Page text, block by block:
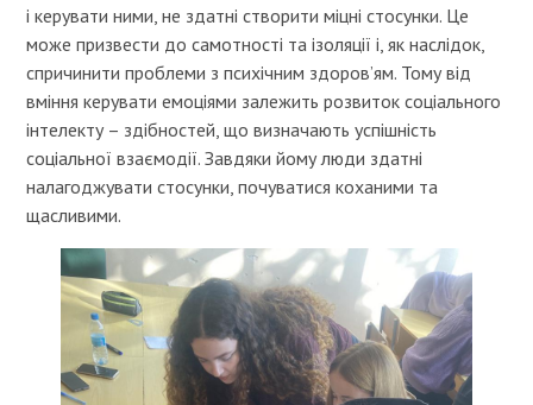
і керувати ними, не здатні створити міцні стосунки. Це
може призвести до самотності та ізоляції і, як наслідок,
спричинити проблеми з психічним здоров’ям. Тому від
вміння керувати емоціями залежить розвиток соціального
інтелекту – здібностей, що визначають успішність
соціальної взаємодії. Завдяки йому люди здатні
налагоджувати стосунки, почуватися коханими та
щасливими.